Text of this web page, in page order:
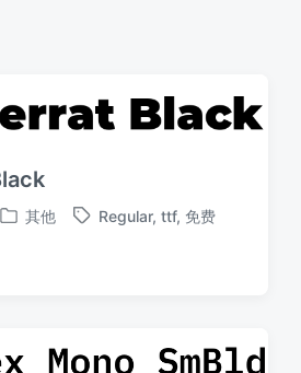
发
其他
标
Regular, ttf, 免费